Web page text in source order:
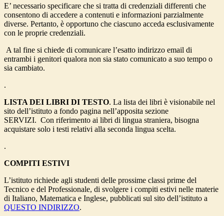
E’ necessario specificare che si tratta di credenziali differenti che
consentono di accedere a contenuti e informazioni parzialmente
diverse. Pertanto, è opportuno che ciascuno acceda esclusivamente
con le proprie credenziali.
A tal fine si chiede di comunicare l’esatto indirizzo email di
entrambi i genitori qualora non sia stato comunicato a suo tempo o
sia cambiato.
.
LISTA DEI LIBRI DI TESTO. La lista dei libri è visionabile nel
sito dell’istituto a fondo pagina nell’apposita sezione
SERVIZI. Con riferimento ai libri di lingua straniera, bisogna
acquistare solo i testi relativi alla seconda lingua scelta.
.
COMPITI ESTIVI
L’istituto richiede agli studenti delle prossime classi prime del
Tecnico e del Professionale, di svolgere i compiti estivi nelle materie
di Italiano, Matematica e Inglese, pubblicati sul sito dell’istituto a
QUESTO INDIRIZZO.